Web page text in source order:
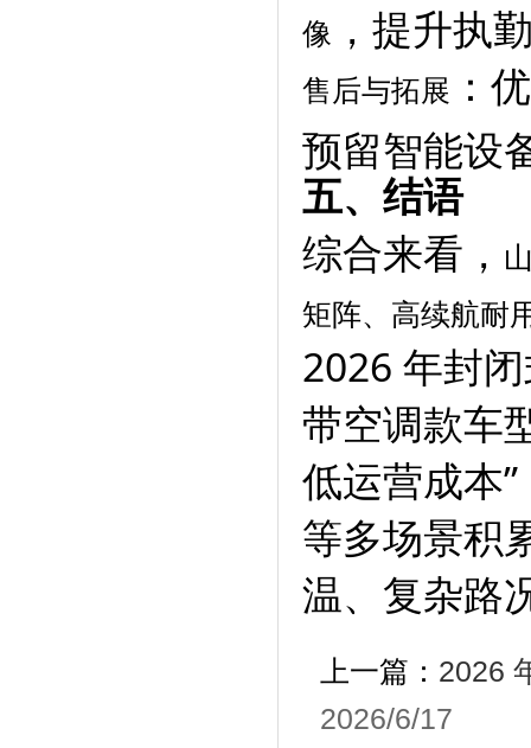
像 ，提升执
售后与拓展 ：
预留智能设
五、结语
综合来看，
矩阵、高续航耐
2026 年封
带空调款车
低运营成本
等多场景积
温、复杂路
上一篇： 2026
2026/6/17